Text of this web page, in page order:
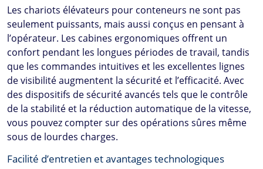
Les chariots élévateurs pour conteneurs ne sont pas
seulement puissants, mais aussi conçus en pensant à
l’opérateur. Les cabines ergonomiques offrent un
confort pendant les longues périodes de travail, tandis
que les commandes intuitives et les excellentes lignes
de visibilité augmentent la sécurité et l’efficacité. Avec
des dispositifs de sécurité avancés tels que le contrôle
de la stabilité et la réduction automatique de la vitesse,
vous pouvez compter sur des opérations sûres même
sous de lourdes charges.
Facilité d’entretien et avantages technologiques